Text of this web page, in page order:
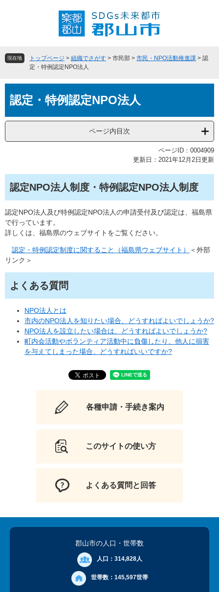
頭
飛
へ
現在地 トップページ > 組織でさがす > 市民部 > 市民・NPO活動推進課 > 認
定・特例認定NPO法人
文認定・特例認定NPO法人
ページ内目次
ページID：0004909
更新日：2021年12月2日更新
認定NPO法人制度・特例認定NPO法人制度
認定NPO法人及び特例認定NPO法人の申請受付及び認定は、福島県
で行っています。
詳しくは、福島県のウェブサイトをご覧ください。
認定・特例認定制度に関すること（福島県ウェブサイト）
＜外部
リンク＞
よくある質問
NPO法人とは
市内のNPO法人を知りたい場合、どうすればよいでしょうか?
NPO法人を設立したい場合は、どうすればよいでしょうか?
町内会活動やボランティア活動中に負傷したり、他人に損害
を与えてしまった場合、どうすればいいですか?
各種申請・手続き案内
このサイトの使い方
よくある質問と回答
郡山市の人口 ・世帯数
人口： 314,828人
世帯数： 145,597世帯